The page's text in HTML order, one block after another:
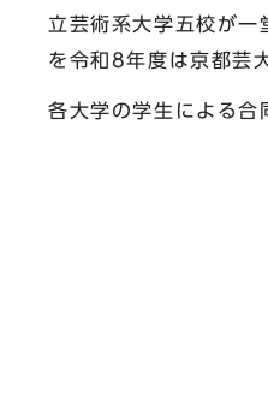
立芸術系大学五校が一
を令和8年度は京都芸
各大学の学生による合